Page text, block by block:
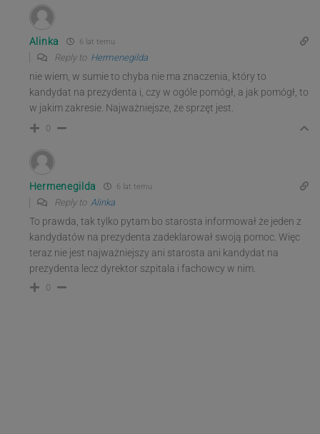
Alinka 6 lat temu
Reply to Hermenegilda
nie wiem, w sumie to chyba nie ma znaczenia, który to
kandydat na prezydenta i, czy w ogóle pomógł, a jak pomógł, to
w jakim zakresie. Najważniejsze, że sprzęt jest.
0
Hermenegilda 6 lat temu
Reply to Alinka
To prawda, tak tylko pytam bo starosta informował że jeden z
kandydatów na prezydenta zadeklarował swoją pomoc. Więc
teraz nie jest najważniejszy ani starosta ani kandydat na
prezydenta lecz dyrektor szpitala i fachowcy w nim.
0